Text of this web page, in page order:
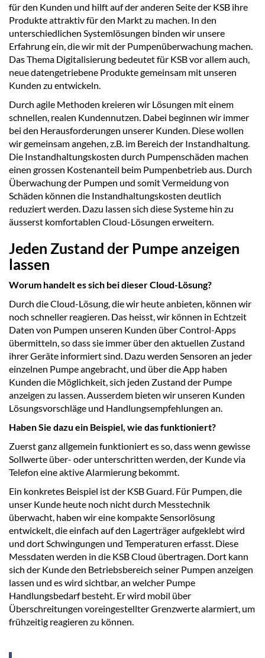
für den Kunden und hilft auf der anderen Seite der KSB ihre
Produkte attraktiv für den Markt zu machen. In den
unterschiedlichen Systemlösungen binden wir unsere
Erfahrung ein, die wir mit der Pumpenüberwachung machen.
Das Thema Digitalisierung bedeutet für KSB vor allem auch,
neue datengetriebene Produkte gemeinsam mit unseren
Kunden zu entwickeln.
Durch agile Methoden kreieren wir Lösungen mit einem
schnellen, realen Kundennutzen. Dabei beginnen wir immer
bei den Herausforderungen unserer Kunden. Diese wollen
wir gemeinsam angehen, z.B. im Bereich der Instandhaltung.
Die Instandhaltungskosten durch Pumpenschäden machen
einen grossen Kostenanteil beim Pumpenbetrieb aus. Durch
Überwachung der Pumpen und somit Vermeidung von
Schäden können die Instandhaltungskosten deutlich
reduziert werden. Dazu lassen sich diese Systeme hin zu
äusserst komfortablen Cloud-Lösungen erweitern.
Jeden Zustand der Pumpe anzeigen
lassen
Worum handelt es sich bei dieser Cloud-Lösung?
Durch die Cloud-Lösung, die wir heute anbieten, können wir
noch schneller reagieren. Das heisst, wir können in Echtzeit
Daten von Pumpen unseren Kunden über Control-Apps
übermitteln, so dass sie immer über den aktuellen Zustand
ihrer Geräte informiert sind. Dazu werden Sensoren an jeder
einzelnen Pumpe angebracht, und über die App haben
Kunden die Möglichkeit, sich jeden Zustand der Pumpe
anzeigen zu lassen. Ausserdem bieten wir unseren Kunden
Lösungsvorschläge und Handlungsempfehlungen an.
Haben Sie dazu ein Beispiel, wie das funktioniert?
Zuerst ganz allgemein funktioniert es so, dass wenn gewisse
Sollwerte über- oder unterschritten werden, der Kunde via
Telefon eine aktive Alarmierung bekommt.
Ein konkretes Beispiel ist der KSB Guard. Für Pumpen, die
unser Kunde heute noch nicht durch Messtechnik
überwacht, haben wir eine kompakte Sensorlösung
entwickelt, die einfach auf den Lagerträger aufgeklebt wird
und dort Schwingungen und Temperaturen erfasst. Diese
Messdaten werden in die KSB Cloud übertragen. Dort kann
sich der Kunde den Betriebsbereich seiner Pumpen anzeigen
lassen und es wird sichtbar, an welcher Pumpe
Handlungsbedarf besteht. Er wird mobil über
Überschreitungen voreingestellter Grenzwerte alarmiert, um
frühzeitig reagieren zu können.